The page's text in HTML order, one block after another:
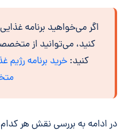
اگر می‌خواهید برنامه
کنید، می‌توانید از
کنید: خرید برنامه
در ادامه به بررسی نقش هر